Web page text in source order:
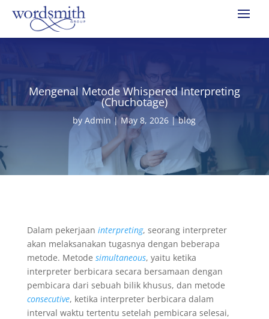
Mengenal Metode Whispered Interpreting
(Chuchotage)
byAdmin |May 8, 2026 |blog
Dalam pekerjaan interpreting, seorang interpreter
akan melaksanakan tugasnya dengan beberapa
metode. Metode simultaneous, yaitu ketika
interpreter berbicara secara bersamaan dengan
pembicara dari sebuah bilik khusus, dan metode
consecutive, ketika interpreter berbicara dalam
interval waktu tertentu setelah pembicara selesai,